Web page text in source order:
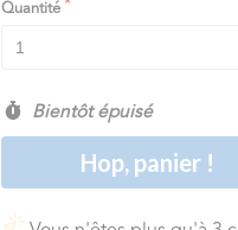
Quantité
Bientôt épuisé
Hop, panier !